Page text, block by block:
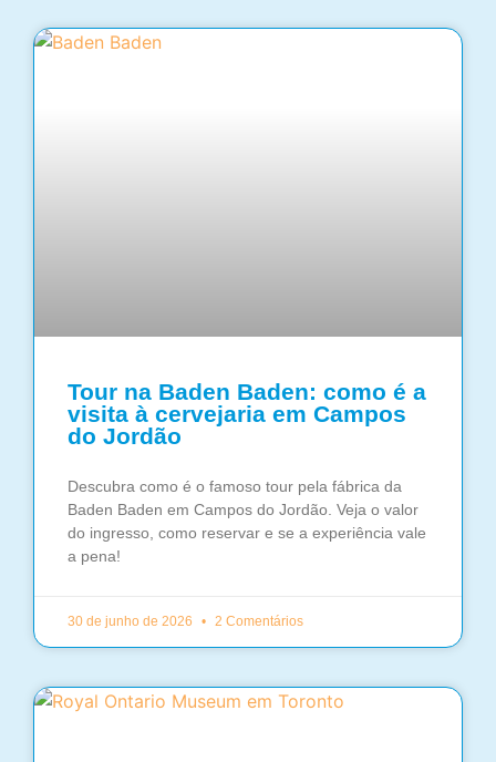
Tour na Baden Baden: como é a
visita à cervejaria em Campos
do Jordão
Descubra como é o famoso tour pela fábrica da
Baden Baden em Campos do Jordão. Veja o valor
do ingresso, como reservar e se a experiência vale
a pena!
30 de junho de 2026 2 Comentários